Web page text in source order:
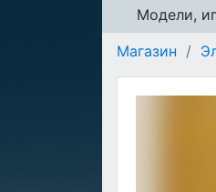
Модели,
Магазин /